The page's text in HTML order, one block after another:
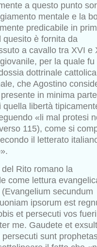
a questo punto
mentale e la
predicabile in
quesito è fornita da
a cavallo tra XVI e
per la quale fu
dottrinale
che Agostino
in minima
quella libertà
«li mal protesi
115), come si
il
letterato
Rito romano la
come lettura
secundum
ipsorum est
et persecuti vos
me. Gaudete et
sunt